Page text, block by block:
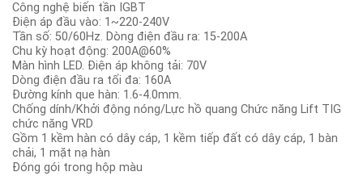
Công nghệ biến tần IGBT
Điện áp đầu vào: 1~220-240V
Tần số: 50/60Hz. Dòng điện đầu ra: 15-200A
Chu kỳ hoạt động: 200A@60%
Màn hình LED. Điện áp không tải: 70V
Dòng điện đầu ra tối đa: 160A
Đường kính que hàn: 1.6-4.0mm.
Chống dính/Khởi động nóng/Lực hồ quang Chức năng Lift TIG
chức năng VRD
Gồm 1 kềm hàn có dây cáp, 1 kềm tiếp đất có dây cáp, 1 bàn
chải, 1 mặt nạ hàn
Đóng gói trong hộp màu